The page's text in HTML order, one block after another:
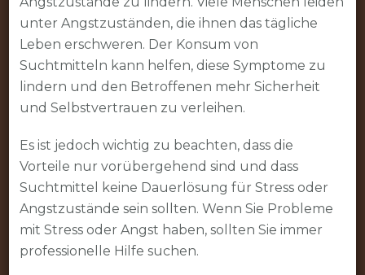
unter Angstzuständen, die ihnen das tägliche
Leben erschweren. Der Konsum von
Suchtmitteln kann helfen, diese Symptome zu
lindern und den Betroffenen mehr Sicherheit
und Selbstvertrauen zu verleihen.
Es ist jedoch wichtig zu beachten, dass die
Vorteile nur vorübergehend sind und dass
Suchtmittel keine Dauerlösung für Stress oder
Angstzustände sein sollten. Wenn Sie Probleme
mit Stress oder Angst haben, sollten Sie immer
professionelle Hilfe suchen.